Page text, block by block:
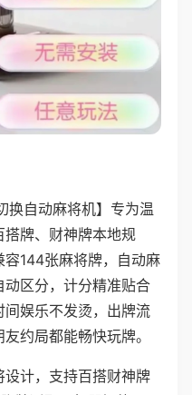
换自动麻将机】专为温
牌、财神牌本地规
144张麻将牌，自动麻
区分，计分精准贴合
娱乐不发烫，出牌流
约局都能畅快玩牌。
计，支持百搭财神牌